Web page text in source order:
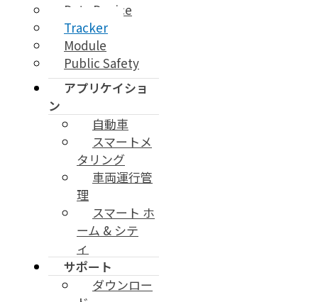
Data Device
Tracker
Module
Public Safety
アプリケイショ
ン
自動車
スマートメ
タリング
車両運行管
理
スマート ホ
ーム & シテ
ィ
サポート
ダウンロー